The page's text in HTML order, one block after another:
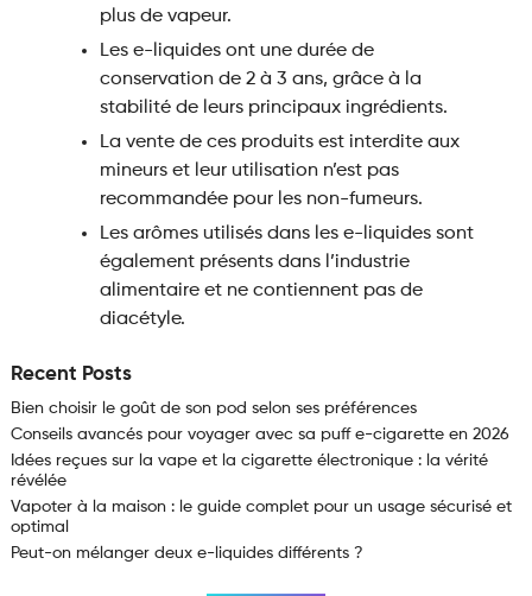
plus de vapeur.
Les e-liquides ont une durée de
conservation de 2 à 3 ans, grâce à la
stabilité de leurs principaux ingrédients.
La vente de ces produits est interdite aux
mineurs et leur utilisation n’est pas
recommandée pour les non-fumeurs.
Les arômes utilisés dans les e-liquides sont
également présents dans l’industrie
alimentaire et ne contiennent pas de
diacétyle.
Recent Posts
Bien choisir le goût de son pod selon ses préférences
Conseils avancés pour voyager avec sa puff e-cigarette en 2026
Idées reçues sur la vape et la cigarette électronique : la vérité
révélée
Vapoter à la maison : le guide complet pour un usage sécurisé et
optimal
Peut-on mélanger deux e-liquides différents ?